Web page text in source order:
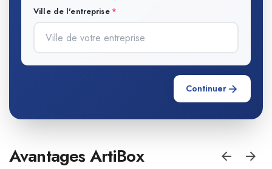
Ville de l'entreprise
Continuer
Avantages ArtiBox